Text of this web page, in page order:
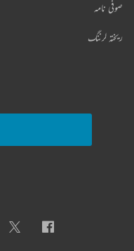
صوفی نامہ
ریختہ لرننگ